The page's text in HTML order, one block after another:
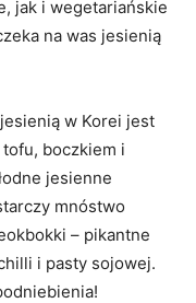
jak i wegetariańskie
na was ⁢jesienią
w‌ Korei jest
boczkiem ‌i
jesienne⁣
⁤mnóstwo
– pikantne
i‍ pasty sojowej.